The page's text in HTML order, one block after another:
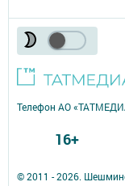
© 2011 - 2026.
Телефон АО
16+